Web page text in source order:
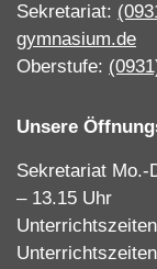
Sekretariat:
gymnasium.de
Oberstufe:
Unsere
Sekretariat Mo.-
– 13.15 Uhr